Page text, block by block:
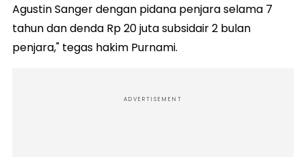
Agustin Sanger dengan pidana penjara selama 7
tahun dan denda Rp 20 juta subsidair 2 bulan
penjara," tegas hakim Purnami.
ADVERTISEMENT